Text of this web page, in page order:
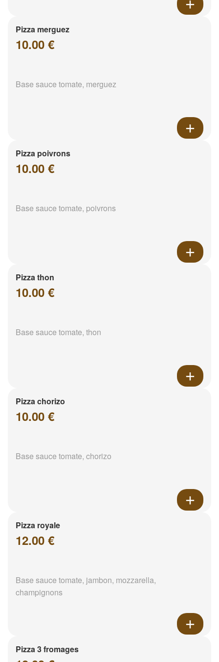
Pizza merguez
10.00 €
Base sauce tomate, merguez
Pizza poivrons
10.00 €
Base sauce tomate, poivrons
Pizza thon
10.00 €
Base sauce tomate, thon
Pizza chorizo
10.00 €
Base sauce tomate, chorizo
Pizza royale
12.00 €
Base sauce tomate, jambon, mozzarella,
champignons
Pizza 3 fromages